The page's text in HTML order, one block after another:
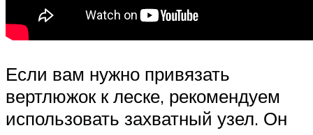
Если вам нужно привязать
вертлюжок к леске, рекомендуем
использовать захватный узел. Он